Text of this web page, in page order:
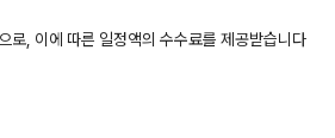
로, 이에 따른 일정액의 수수료를 제공받습니다